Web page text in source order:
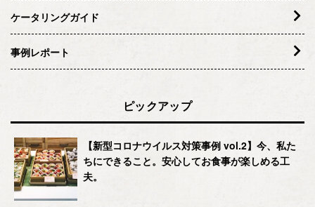
ケータリングガイド
事例レポート
ピックアップ
【新型コロナウイルス対策事例 vol.2】今、私た
ちにできること。安心してお食事が楽しめる工
夫。